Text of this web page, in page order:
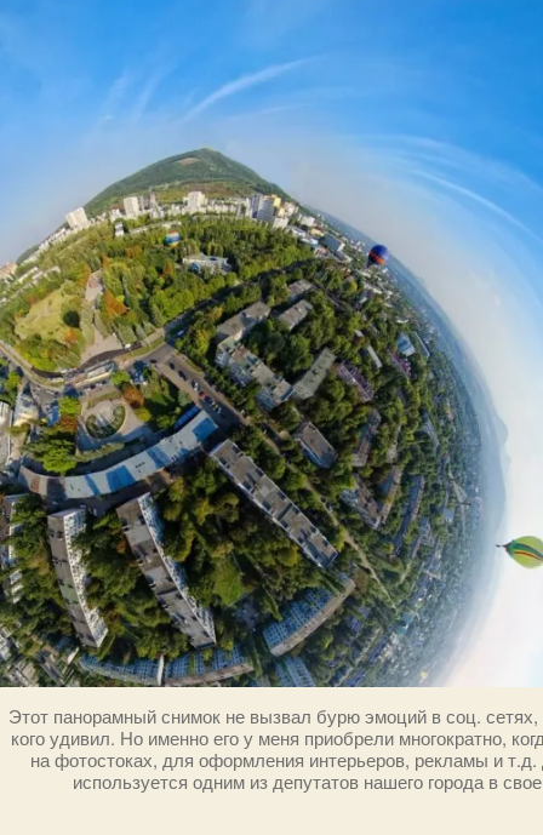
Этот панорамный снимок не вызвал бурю эмоций в соц.
кого удивил. Но именно его у меня приобрели многократно,
на фотостоках, для оформления интерьеров, рекламы и
используется одним из депутатов нашего города в